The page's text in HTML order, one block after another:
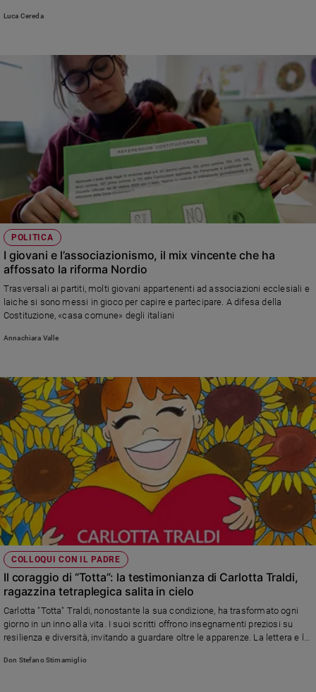
valore
Migranti
Diversità
inclusione
Costume
Cultura
e
spettacoli
Cinema,
e
Libri
Musica
Arte
Famiglia
ed
educazione
Genitori
e
figli
Nonni
Coppia
Scuola
e
giovani
Adolescenza
Bioetica
Luca Cereda
POLITICA
I giovani e l’associazionismo, il mix vincente che ha
affossato la riforma Nordio
Trasversali ai partiti, molti giovani appartenenti ad associazioni ecclesiali e
laiche si sono messi in gioco per capire e partecipare. A difesa della
Costituzione, «casa comune» degli italiani
Annachiara Valle
COLLOQUI CON IL PADRE
Il coraggio di “Totta”: la testimonianza di Carlotta Traldi,
ragazzina tetraplegica salita in cielo
Carlotta "Totta" Traldi, nonostante la sua condizione, ha trasformato ogni
giorno in un inno alla vita. I suoi scritti offrono insegnamenti preziosi su
resilienza e diversità, invitando a guardare oltre le apparenze. La lettera e la
Don Stefano Stimamiglio